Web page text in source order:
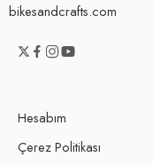
bikesandcrafts.com
Hesabım
Çerez Politikası